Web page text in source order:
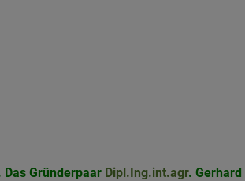
Gründerpaar Dipl.Ing.int.agr.